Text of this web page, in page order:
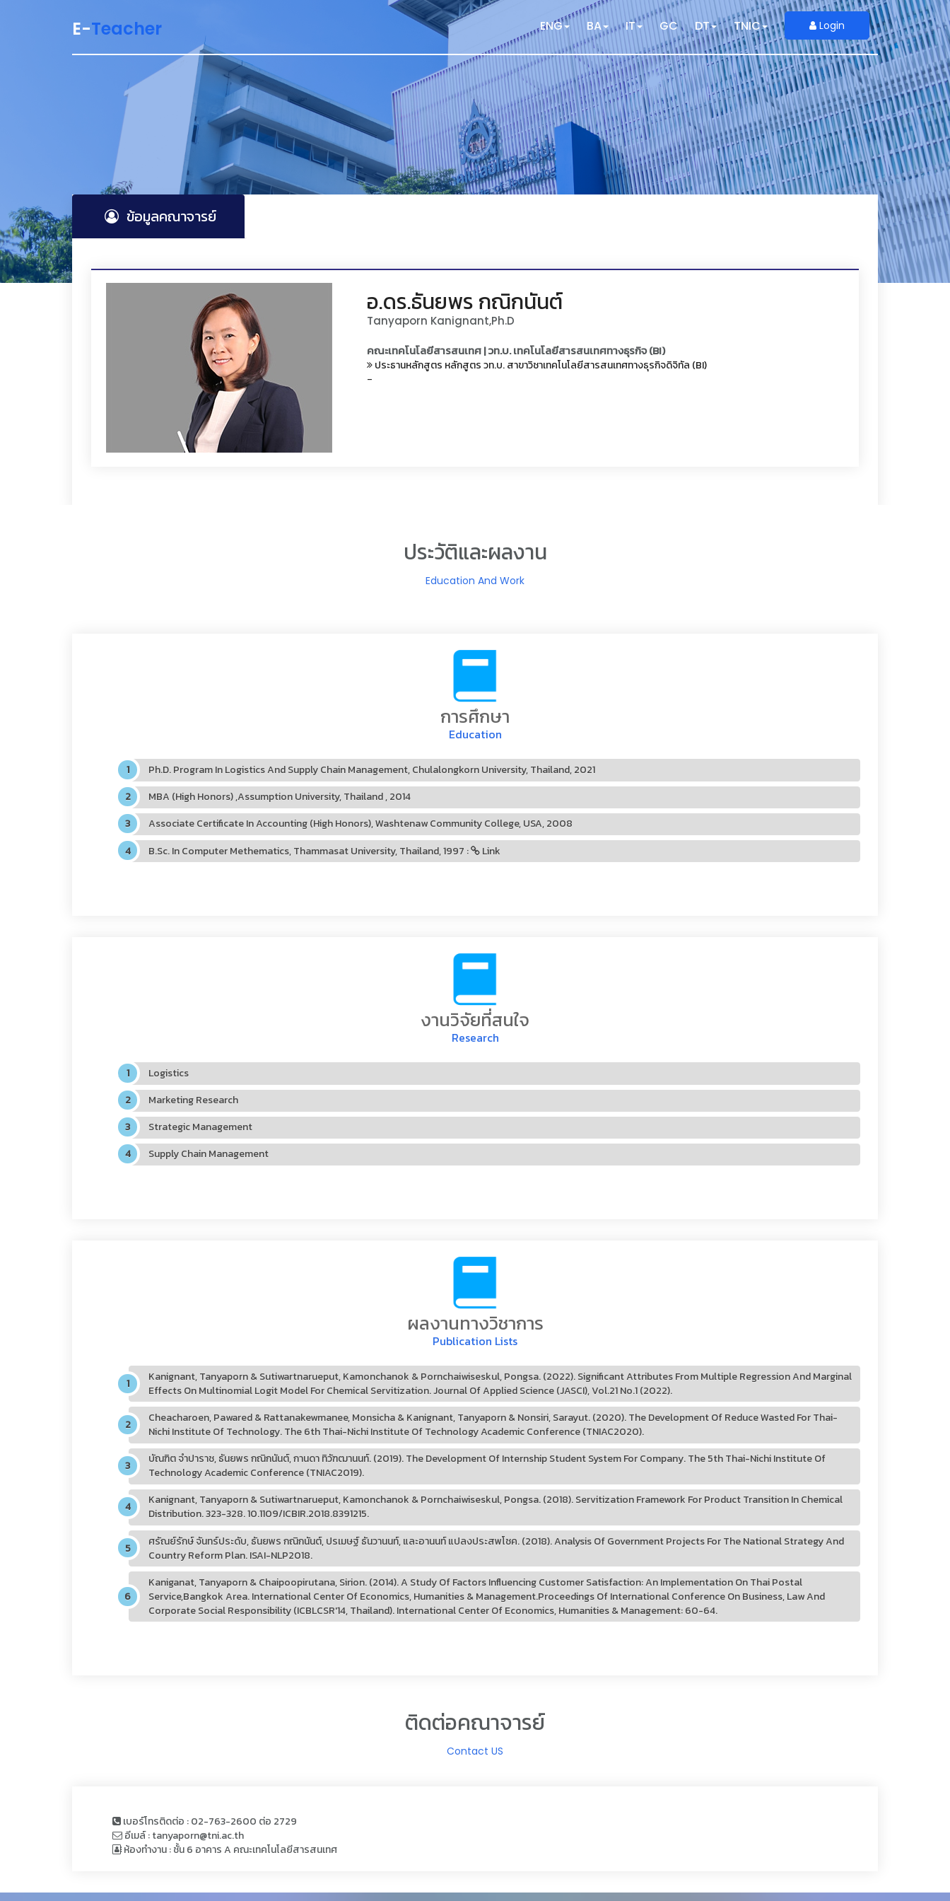
E-Teacher ENG BA IT GC DT TNIC Login
ข้อมูลคณาจารย์
อ.ดร.ธันยพร กณิกนันต์
Tanyaporn Kanignant,Ph.D
คณะเทคโนโลยีสารสนเทศ | วท.บ. เทคโนโลยีสารสนเทศทางธุรกิจ (BI)
ประธานหลักสูตร หลักสูตร วท.บ. สาขาวิชาเทคโนโลยีสารสนเทศทางธุรกิจดิจิทัล (BI)
-
ประวัติและผลงาน
Education And Work
การศึกษา
Education
Ph.D. Program In Logistics And Supply Chain Management, Chulalongkorn University, Thailand, 2021
MBA (High Honors) ,Assumption University, Thailand , 2014
Associate Certificate In Accounting (High Honors), Washtenaw Community College, USA, 2008
B.Sc. In Computer Methematics, Thammasat University, Thailand, 1997 :
Link
งานวิจัยที่สนใจ
Research
Logistics
Marketing Research
Strategic Management
Supply Chain Management
ผลงานทางวิชาการ
Publication Lists
Kanignant, Tanyaporn & Sutiwartnarueput, Kamonchanok & Pornchaiwiseskul, Pongsa. (2022). Significant Attributes From Multiple Regression And Marginal
Effects On Multinomial Logit Model For Chemical Servitization. Journal Of Applied Science (JASCI), Vol.21 No.1 (2022).
Cheacharoen, Pawared & Rattanakewmanee, Monsicha & Kanignant, Tanyaporn & Nonsiri, Sarayut. (2020). The Development Of Reduce Wasted For Thai-
Nichi Institute Of Technology. The 6th Thai-Nichi Institute Of Technology Academic Conference (TNIAC2020).
บัณฑิต จำปาราช, ธันยพร กณิกนันต์, กานดา ทิวัฑฒานนท์. (2019). The Development Of Internship Student System For Company. The 5th Thai-Nichi Institute Of
Technology Academic Conference (TNIAC2019).
Kanignant, Tanyaporn & Sutiwartnarueput, Kamonchanok & Pornchaiwiseskul, Pongsa. (2018). Servitization Framework For Product Transition In Chemical
Distribution. 323-328. 10.1109/ICBIR.2018.8391215.
ศรัณย์รักษ์ จันทร์ประดับ, ธันยพร กณิกนันต์, ปรเมษฐ์ ธันวานนท์, และอานนท์ แปลงประสพโชค. (2018). Analysis Of Government Projects For The National Strategy And
Country Reform Plan. ISAI-NLP2018.
Kaniganat, Tanyaporn & Chaipoopirutana, Sirion. (2014). A Study Of Factors Influencing Customer Satisfaction: An Implementation On Thai Postal
Service,Bangkok Area. International Center Of Economics, Humanities & Management.Proceedings Of International Conference On Business, Law And
Corporate Social Responsibility (ICBLCSR'14, Thailand). International Center Of Economics, Humanities & Management: 60-64.
ติดต่อคณาจารย์
Contact US
เบอร์โทรติดต่อ : 02-763-2600 ต่อ 2729
อีเมล์ : tanyaporn@tni.ac.th
ห้องทำงาน : ชั้น 6 อาคาร A คณะเทคโนโลยีสารสนเทศ